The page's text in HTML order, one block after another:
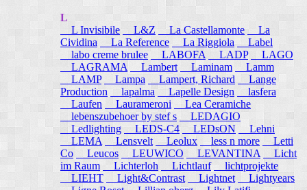
L
L Invisibile
L&Z La Castellamonte
La
Cividina
La Reference La Riggiola
Label
labo creme brulee
LABOFA LADP
LAGO
LAGRAMA
Lambert Laminam
Lamm
LAMP
Lampa Lampert, Richard
Lange
Production
lapalma Lapelle Design
lasfera
Laufen
Laurameroni
Lea Ceramiche
lebenszubehoer by stef s
LEDAGIO
Ledlighting
LEDS-C4 LEDsON
Lehni
LEMA
Lensvelt Leolux less n more
Letti
Co
Leucos LEUWICO LEVANTINA
Licht
im Raum
Lichterloh Lichtlauf lichtprojekte
LIEHT
Light&Contrast Lightnet
Lightyears